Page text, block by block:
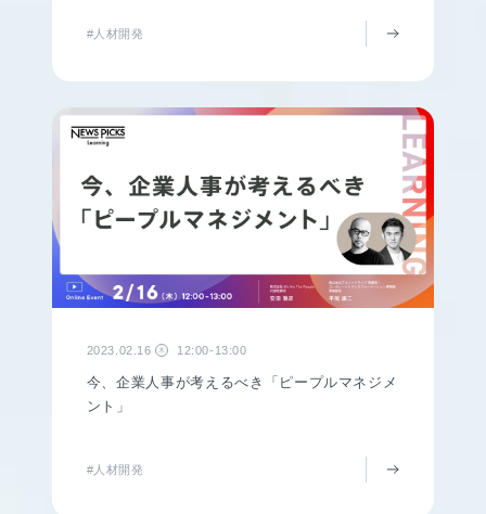
#人材開発
2023.02.16 木 12:00-13:00
今、企業人事が考えるべき「ピープルマネジメ
ント」
#人材開発